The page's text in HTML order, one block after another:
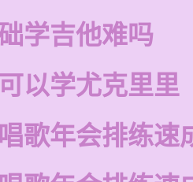
学吉他难吗
以学尤克里里
歌年会排练速